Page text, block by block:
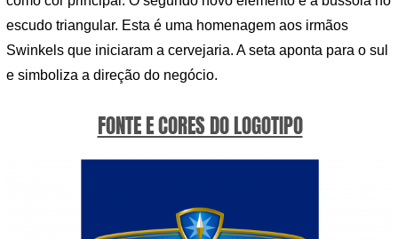
escudo triangular. Esta é uma homenagem aos irmãos
Swinkels que iniciaram a cervejaria. A seta aponta para o sul
e simboliza a direção do negócio.
FONTE E CORES DO LOGOTIPO